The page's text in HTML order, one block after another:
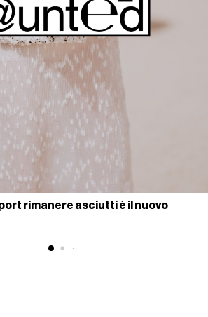
rimanere asciutti è il nuovo